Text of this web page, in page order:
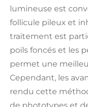
lumineuse est
follicule pileux et
traitement est
poils foncés et les
permet une
Cependant, les
rendu cette
de phototypes et